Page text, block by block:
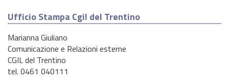
Ufficio Stampa Cgil del Trentino
Marianna Giuliano
Comunicazione e Relazioni esterne
CGIL del Trentino
tel. 0461 040111